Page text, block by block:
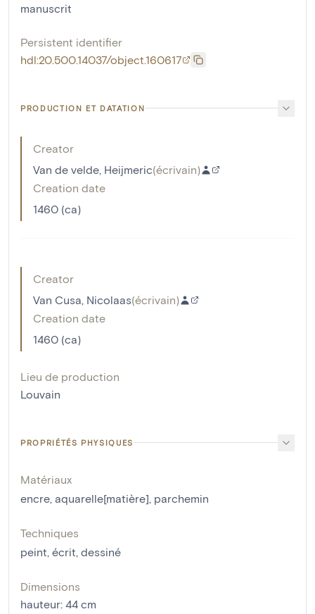
manuscrit
Persistent identifier
hdl:20.500.14037/object.160617
PRODUCTION ET DATATION
Creator
Van de velde, Heijmeric(écrivain)
Creation date
1460 (ca)
Creator
Van Cusa, Nicolaas(écrivain)
Creation date
1460 (ca)
Lieu de production
Louvain
PROPRIÉTÉS PHYSIQUES
Matériaux
encre, aquarelle[matière], parchemin
Techniques
peint, écrit, dessiné
Dimensions
hauteur: 44 cm